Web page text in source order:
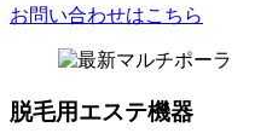
お問い合わせはこちら
脱毛用エステ機器